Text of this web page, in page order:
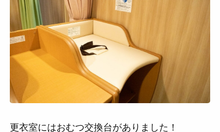
更衣室にはおむつ交換台がありました！